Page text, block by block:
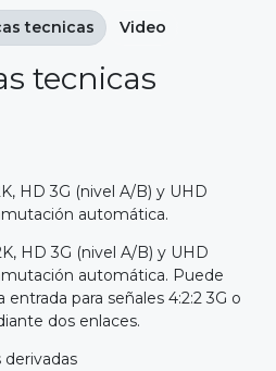
tecnicas
HD 3G (nivel A/B) y UHD
automática.
HD 3G (nivel A/B) y UHD
automática. Puede
para señales 4:2:2 3G o
dos enlaces.
derivadas
tecnicas Video